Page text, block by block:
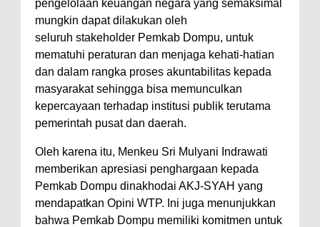
pengelolaan keuangan negara yang semaksimal
mungkin dapat dilakukan oleh
seluruh stakeholder Pemkab Dompu, untuk
mematuhi peraturan dan menjaga kehati-hatian
dan dalam rangka proses akuntabilitas kepada
masyarakat sehingga bisa memunculkan
kepercayaan terhadap institusi publik terutama
pemerintah pusat dan daerah.
Oleh karena itu, Menkeu Sri Mulyani Indrawati
memberikan apresiasi penghargaan kepada
Pemkab Dompu dinakhodai AKJ-SYAH yang
mendapatkan Opini WTP. Ini juga menunjukkan
bahwa Pemkab Dompu memiliki komitmen untuk